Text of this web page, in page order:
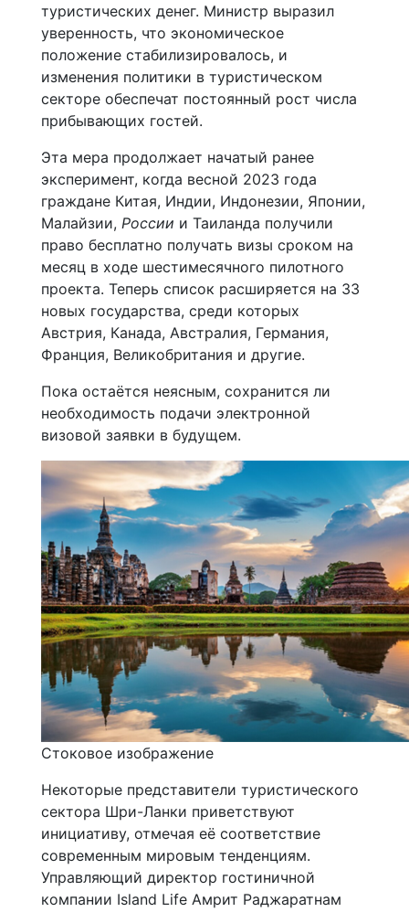
туристических денег. Министр выразил
уверенность, что экономическое
положение стабилизировалось, и
изменения политики в туристическом
секторе обеспечат постоянный рост числа
прибывающих гостей.
Эта мера продолжает начатый ранее
эксперимент, когда весной 2023 года
граждане Китая, Индии, Индонезии, Японии,
Малайзии, России и Таиланда получили
право бесплатно получать визы сроком на
месяц в ходе шестимесячного пилотного
проекта. Теперь список расширяется на 33
новых государства, среди которых
Австрия, Канада, Австралия, Германия,
Франция, Великобритания и другие.
Пока остаётся неясным, сохранится ли
необходимость подачи электронной
визовой заявки в будущем.
Стоковое изображение
Некоторые представители туристического
сектора Шри-Ланки приветствуют
инициативу, отмечая её соответствие
современным мировым тенденциям.
Управляющий директор гостиничной
компании Island Life Амрит Раджаратнам